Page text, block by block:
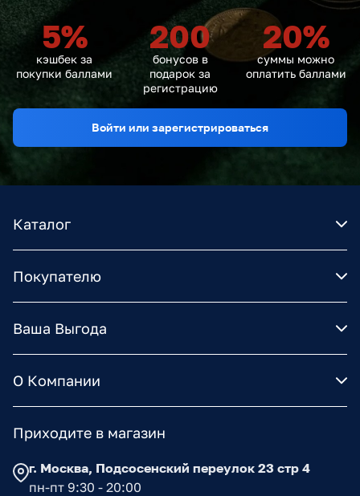
5%
кэшбек за
покупки баллами
200
бонусов в
подарок за
регистрацию
20%
суммы можно
оплатить баллами
Войти или зарегистрироваться
Каталог
Покупателю
Ваша Выгода
О Компании
Приходите в магазин
г. Москва, Подсосенский переулок 23 стр 4
пн-пт 9:30 - 20:00